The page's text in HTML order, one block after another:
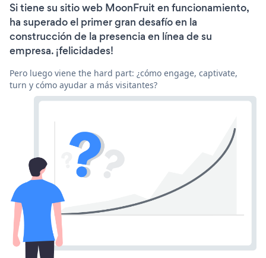
Si tiene su sitio web MoonFruit en funcionamiento,
ha superado el primer gran desafío en la
construcción de la presencia en línea de su
empresa. ¡felicidades!
Pero luego viene the hard part: ¿cómo engage, captivate,
turn y cómo ayudar a más visitantes?